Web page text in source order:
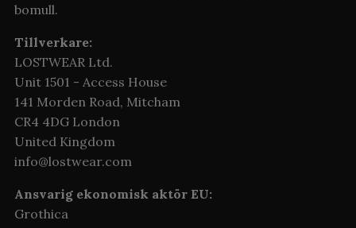
bomull.
Tillverkare:
LOSTWEAR Ltd.
Unit 1501 - Access House
141 Morden Road, Mitcham
CR4 4DG London
United Kingdom
info@lostwear.com
Ansvarig ekonomisk aktör EU:
Grothica